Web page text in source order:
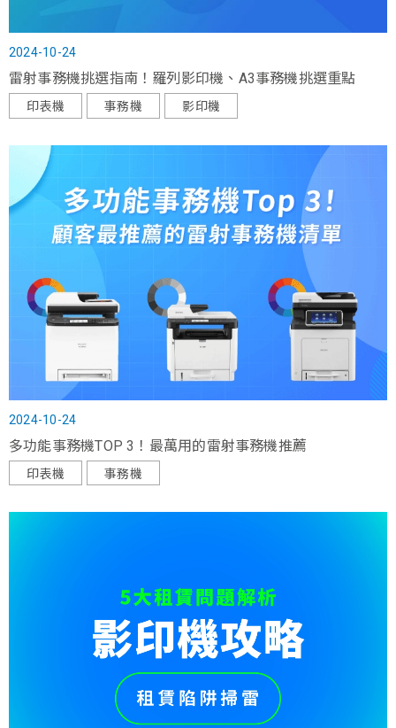
2024-10-24
雷射事務機挑選指南！羅列影印機、A3事務機挑選重點
印表機 事務機 影印機
2024-10-24
多功能事務機TOP 3！最萬用的雷射事務機推薦
印表機 事務機